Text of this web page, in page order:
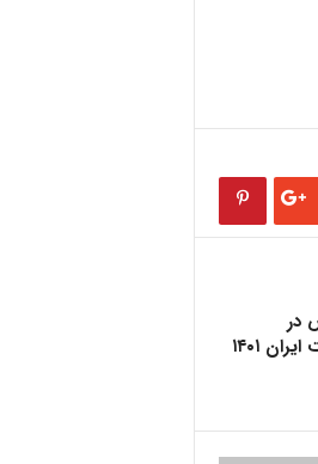
در
نمایشگاه و رویداد هم‌افزایی مدیریت ایران ۱۴۰۱